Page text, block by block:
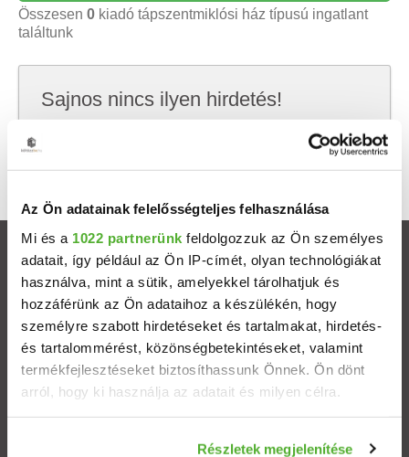
Az Ön adatainak felelősségteljes felhasználása
Mi és a 1022 partnerünk feldolgozzuk az Ön személyes
adatait, így például az Ön IP-címét, olyan technológiákat
használva, mint a sütik, amelyekkel tárolhatjuk és
hozzáférünk az Ön adataihoz a készülékén, hogy
személyre szabott hirdetéseket és tartalmakat, hirdetés-
és tartalommérést, közönségbetekintéseket, valamint
termékfejlesztéseket biztosíthassunk Önnek. Ön dönt
arról, hogy ki használja az adatait és milyen célra.
Részletek megjelenítése
Összesen 0 kiadó tápszentmiklósi ház típusú ingatlant
találtunk
Sajnos nincs ilyen hirdetés!
Próbálj meg kevesebb szempont szerint
keresni, hátha akkor megtalálod, amit keresel.
Ingatlanok
Eladó házak
Eladó lakások